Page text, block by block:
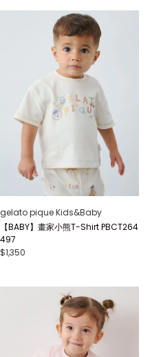
gelato pique Kids&Baby
【BABY】畫家小熊T-Shirt PBCT264
497
$1,350